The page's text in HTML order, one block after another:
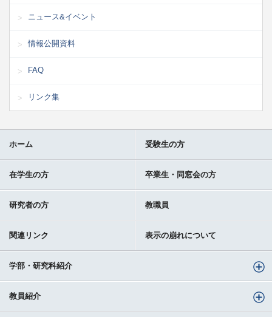
ニュース&イベント
情報公開資料
FAQ
リンク集
ホーム 受験生の方
在学生の方 卒業生・同窓会の方
研究者の方 教職員
関連リンク 表示の崩れについて
学部・研究科紹介
教員紹介